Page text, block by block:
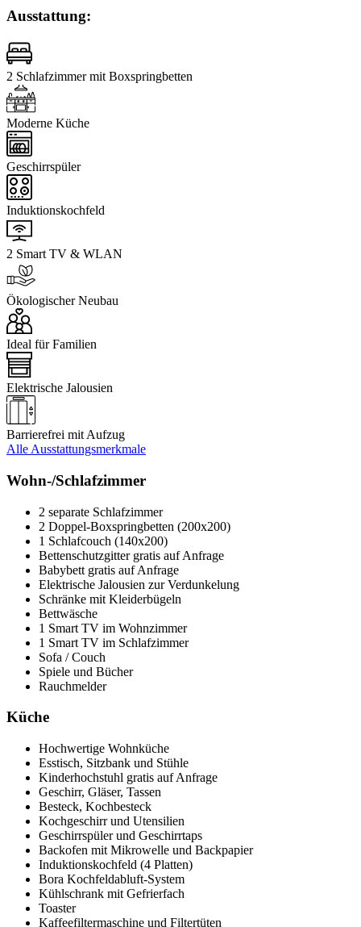
Ausstattung:
2 Schlafzimmer mit Boxspringbetten
Moderne Küche
Geschirrspüler
Induktionskochfeld
2 Smart TV & WLAN
Ökologischer Neubau
Ideal für Familien
Elektrische Jalousien
Barrierefrei mit Aufzug
Alle Ausstattungsmerkmale
Wohn-/Schlafzimmer
2 separate Schlafzimmer
2 Doppel-Boxspringbetten (200x200)
1 Schlafcouch (140x200)
Bettenschutzgitter gratis auf Anfrage
Babybett gratis auf Anfrage
Elektrische Jalousien zur Verdunkelung
Schränke mit Kleiderbügeln
Bettwäsche
1 Smart TV im Wohnzimmer
1 Smart TV im Schlafzimmer
Sofa / Couch
Spiele und Bücher
Rauchmelder
Küche
Hochwertige Wohnküche
Esstisch, Sitzbank und Stühle
Kinderhochstuhl gratis auf Anfrage
Geschirr, Gläser, Tassen
Besteck, Kochbesteck
Kochgeschirr und Utensilien
Geschirrspüler und Geschirrtaps
Backofen mit Mikrowelle und Backpapier
Induktionskochfeld (4 Platten)
Bora Kochfeldabluft-System
Kühlschrank mit Gefrierfach
Toaster
Kaffeefiltermaschine und Filtertüten